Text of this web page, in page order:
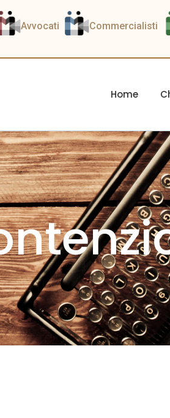
Avvocati Commercialisti
Home